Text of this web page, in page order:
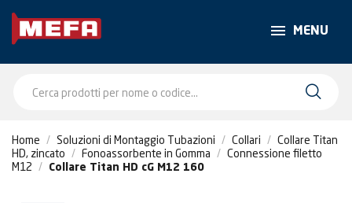
MENU
Home Soluzioni di Montaggio Tubazioni Collari
Collare Titan
HD, zincato
Fonoassorbente in Gomma
Connessione filetto
M12
Collare Titan HD cG M12 160